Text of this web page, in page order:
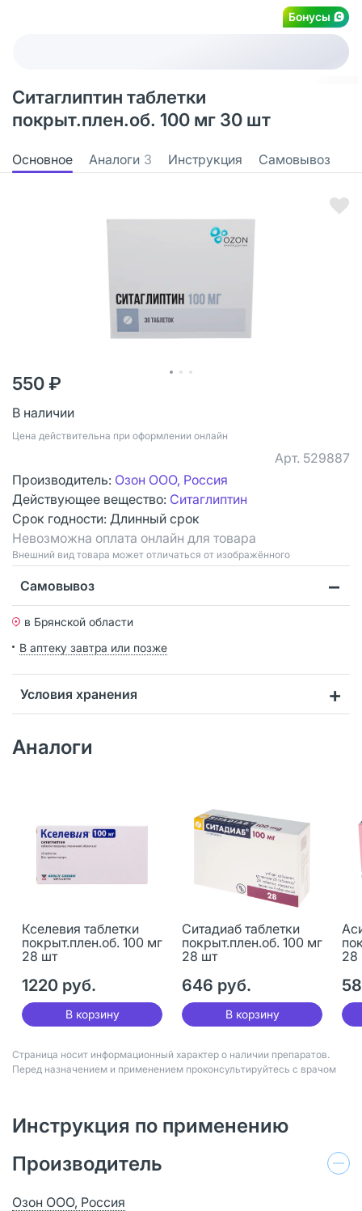
Бонусы
Ситаглиптин таблетки
покрыт.плен.об. 100 мг 30 шт
Основное Аналоги 3 Инструкция Самовывоз
550 ₽
В наличии
Цена действительна при оформлении онлайн
Арт. 529887
Производитель: Озон ООО, Россия
Действующее вещество: Ситаглиптин
Срок годности: Длинный срок
Невозможна оплата онлайн для товара
Bнешний вид товара может отличаться от изображённого
Самовывоз
в Брянской области
В аптеку завтра или позже
Условия хранения
Аналоги
Кселевия таблетки
покрыт.плен.об. 100 мг
28 шт
1220 руб.
В корзину
Ситадиаб таблетки
покрыт.плен.об. 100 мг
28 шт
646 руб.
В корзину
28
Страница носит информационный характер о наличии препаратов.
Перед назначением и применением проконсультируйтесь с врачом
Инструкция по применению
Производитель
Озон ООО, Россия